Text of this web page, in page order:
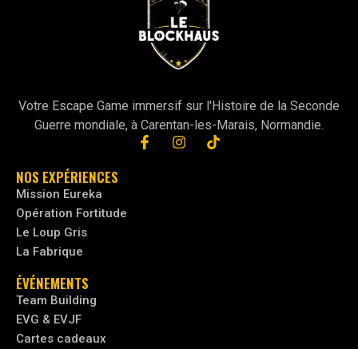
Votre Escape Game immersif sur l'Histoire de la Seconde
Guerre mondiale, à Carentan-les-Marais, Normandie.
NOS EXPÉRIENCES
Mission Eureka
Opération Fortitude
Le Loup Gris
La Fabrique
ÉVÉNEMENTS
Team Building
EVG & EVJF
Cartes cadeaux